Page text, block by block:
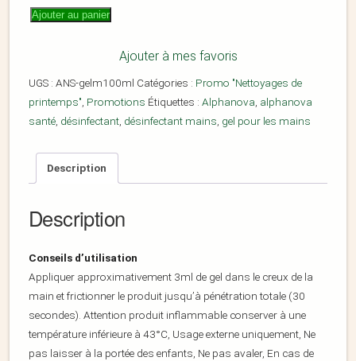
Ajouter au panier
Ajouter à mes favoris
UGS : ANS-gelm100ml Catégories : Promo "Nettoyages de
printemps", Promotions Étiquettes : Alphanova, alphanova
santé, désinfectant, désinfectant mains, gel pour les mains
Description
Description
Conseils d’utilisation
Appliquer approximativement 3ml de gel dans le creux de la
main et frictionner le produit jusqu’à pénétration totale (30
secondes). Attention produit inflammable conserver à une
température inférieure à 43°C, Usage externe uniquement, Ne
pas laisser à la portée des enfants, Ne pas avaler, En cas de